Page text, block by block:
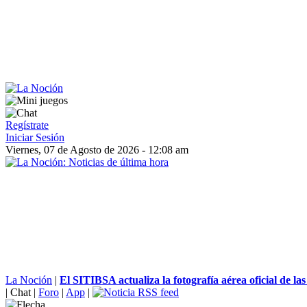
Regístrate
Iniciar Sesión
Viernes, 07 de Agosto de 2026 - 12:08 am
La Noción | El SITIBSA actualiza la fotografía aérea oficial de
| Chat | Foro | App |